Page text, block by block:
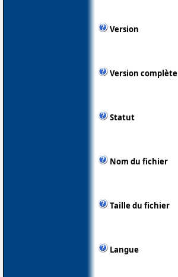
Version
Version complète
Statut
Nom du fichier
Taille du fichier
Langue